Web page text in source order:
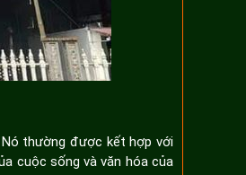
thường được kết hợp với
cuộc sống và văn hóa của